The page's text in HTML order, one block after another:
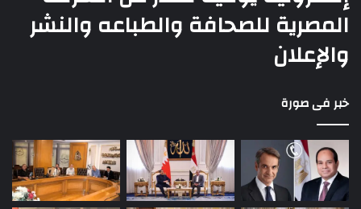
المصرية للصحافة والطباعه والنشر
والإعلان
خبر فى صورة